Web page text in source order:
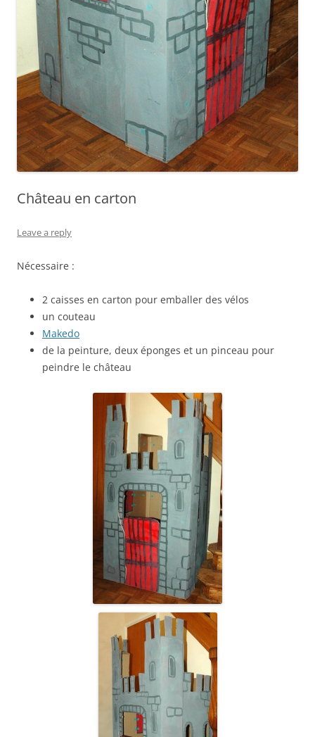
Château en carton
Leave a reply
Nécessaire :
2 caisses en carton pour emballer des vélos
un couteau
Makedo
de la peinture, deux éponges et un pinceau pour
peindre le château